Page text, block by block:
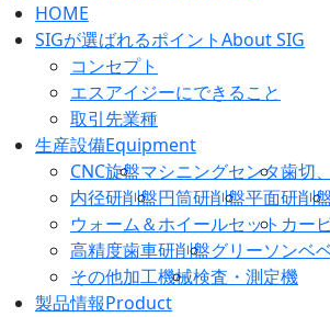
HOME
SIGが選ばれるポイントAbout SIG
コンセプト
エスアイジーにできること
取引先業種
生産設備Equipment
CNC旋盤マシニングセンタ歯切
内径研削盤円筒研削盤平面研削
ウォーム＆ホイールセット カー
高精度歯車研削盤グリーソンベ
その他加工機械検査・測定機
製品情報Product